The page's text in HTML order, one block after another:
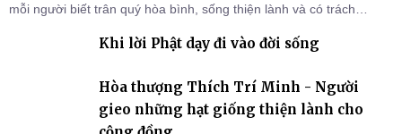
mỗi người biết trân quý hòa bình, sống thiện lành và có trách
Khi lời Phật dạy đi vào đời sống
Hòa thượng Thích Trí Minh - Người
gieo những hạt giống thiện lành cho